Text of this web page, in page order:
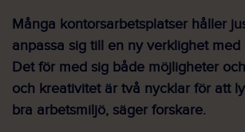
Många kontorsarbetsplatser håller
anpassa sig till en ny verklighet
Det för med sig både möjligheter
och kreativitet är två nycklar för att
bra arbetsmiljö, säger forskare.